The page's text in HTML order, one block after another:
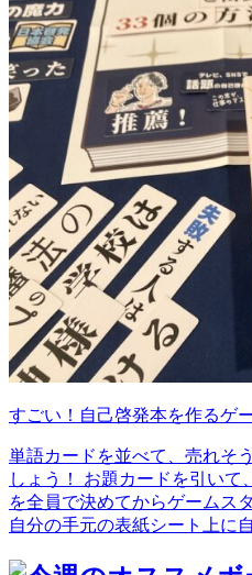
すごい！自己啓発本を作るゲ
単語カードを並べて、売れそ
しょう！ お題カードを引いて
を全員で決めてからゲームス
自分の手元の表紙シート上に